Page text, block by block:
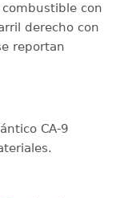
con
derecho con
reportan
CA-9